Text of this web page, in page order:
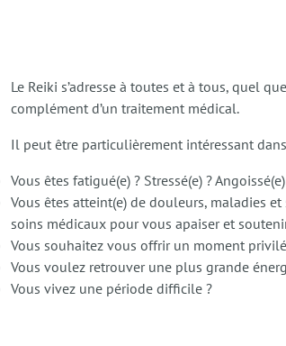
Le Reiki s’adresse à toutes et à tous, quel
complément d’un traitement médical.
Il peut être particulièrement intéressant
Vous êtes fatigué(e) ? Stressé(e) ?
Vous êtes atteint(e) de douleurs, maladies
soins médicaux pour vous apaiser et
Vous souhaitez vous offrir un moment
Vous voulez retrouver une plus grande
Vous vivez une période difficile ?